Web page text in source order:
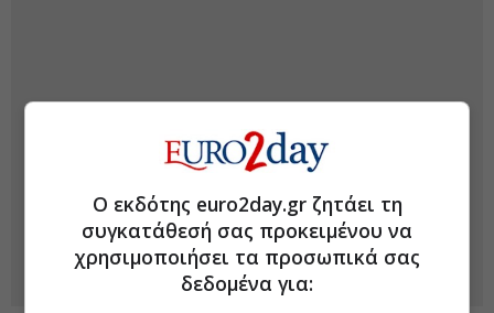
Ο εκδότης euro2day.gr ζητάει τη
συγκατάθεσή σας προκειμένου να
χρησιμοποιήσει τα προσωπικά σας
δεδομένα για: